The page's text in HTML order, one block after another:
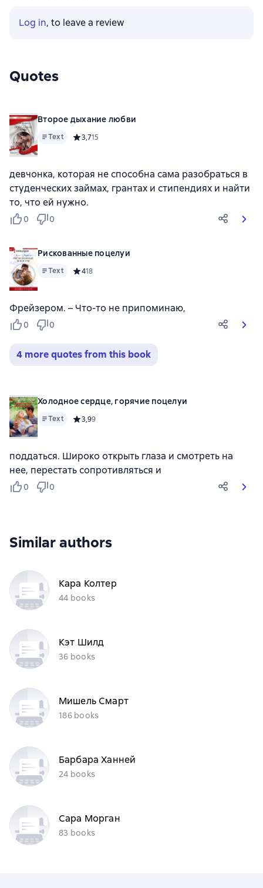
Log in, to leave a review
Quotes
Второе дыхание любви
Text Средний рейтинг 3,7 на основе 15 оценок
3,715
девчонка, которая не способна сама разобраться в
студенческих займах, грантах и стипендиях и найти
то, что ей нужно.
0 0
Рискованные поцелуи
Text Средний рейтинг 4 на основе 18 оценок
418
Фрейзером. – Что-то не припоминаю,
0 0
4 more quotes from this book
Холодное сердце, горячие поцелуи
Text Средний рейтинг 3,9 на основе 9 оценок
3,99
поддаться. Широко открыть глаза и смотреть на
нее, перестать сопротивляться и
0 0
Similar authors
Кара Колтер
44 books
Кэт Шилд
36 books
Мишель Смарт
186 books
Барбара Ханней
24 books
Сара Морган
83 books